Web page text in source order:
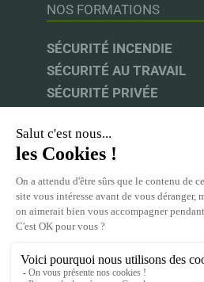
NOS FORMATIONS
SÉCURITÉ INCENDIE
SÉCURITÉ AU TRAVAIL
SÉCURITÉ PRIVÉE
UFACS | CNAPS |INRS |CPF
ACPR-PRÉVENTION
CGV